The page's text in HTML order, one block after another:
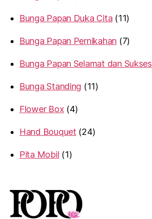
Bunga Papan Duka Cita 11
Bunga Papan Pernikahan 7
Bunga Papan Selamat dan Sukses
Bunga Standing 11
Flower Box 4
Hand Bouquet 24
Pita Mobil 1